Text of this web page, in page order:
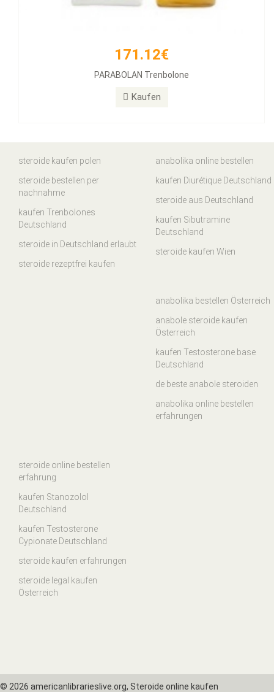
171.12€
PARABOLAN Trenbolone
Kaufen
steroide kaufen polen
steroide bestellen per
nachnahme
kaufen Trenbolones
Deutschland
steroide in Deutschland erlaubt
steroide rezeptfrei kaufen
anabolika online bestellen
kaufen Diurétique Deutschland
steroide aus Deutschland
kaufen Sibutramine
Deutschland
steroide kaufen Wien
anabolika bestellen Österreich
anabole steroide kaufen
Österreich
kaufen Testosterone base
Deutschland
de beste anabole steroiden
anabolika online bestellen
erfahrungen
steroide online bestellen
erfahrung
kaufen Stanozolol
Deutschland
kaufen Testosterone
Cypionate Deutschland
steroide kaufen erfahrungen
steroide legal kaufen
Österreich
© 2026 americanlibrarieslive.org, Steroide online kaufen